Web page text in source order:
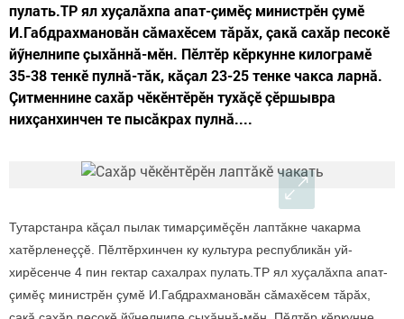
пулать.ТР ял хуçалăхпа апат-çимӗç министрӗн çумӗ
И.Габдрахмановăн сăмахӗсем тăрăх, çакă сахăр песокӗ
йӳнелнипе çыхăннă-мӗн. Пӗлтӗр кӗркунне килограмӗ
35-38 тенкӗ пулнă-тăк, кăçал 23-25 тенке чакса ларнă.
Çитменнине сахăр чӗкӗнтӗрӗн тухăçӗ çӗршывра
нихçанхинчен те пысăкрах пулнă....
Тутарстанра кăçал пылак тимарçимӗçӗн лаптăкне чакарма
хатӗрленеççӗ. Пӗлтӗрхинчен ку культура республикăн уй-
хирӗсенче 4 пин гектар сахалрах пулать.ТР ял хуçалăхпа апат-
çимӗç министрӗн çумӗ И.Габдрахмановăн сăмахӗсем тăрăх,